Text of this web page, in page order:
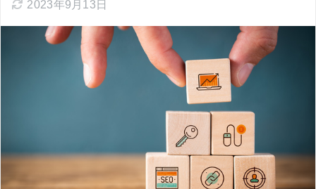
2023年9月13日